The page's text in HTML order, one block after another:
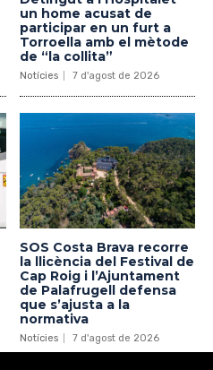
un home acusat de
participar en un furt a
Torroella amb el mètode
de “la collita”
Notícies 7 d'agost de 2026
SOS Costa Brava recorre
la llicència del Festival de
Cap Roig i l’Ajuntament
de Palafrugell defensa
que s’ajusta a la
normativa
Notícies 7 d'agost de 2026